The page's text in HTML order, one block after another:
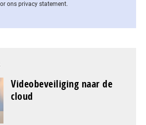
ons privacy statement.
Videobeveiliging naar de
cloud